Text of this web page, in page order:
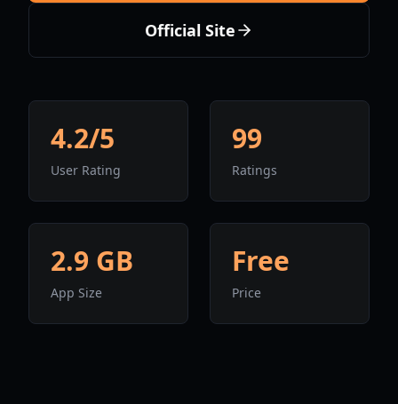
Official Site
4.2/5
User Rating
99
Ratings
2.9 GB
App Size
Free
Price